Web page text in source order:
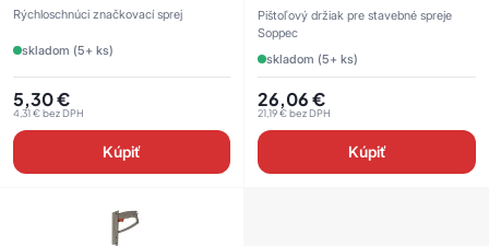
Rýchloschnúci značkovací sprej
skladom (5+ ks)
5,30€
4,31€bez DPH
Kúpiť
Pištoľový držiak pre stavebné spreje
Soppec
skladom (5+ ks)
26,06€
21,19€bez DPH
Kúpiť